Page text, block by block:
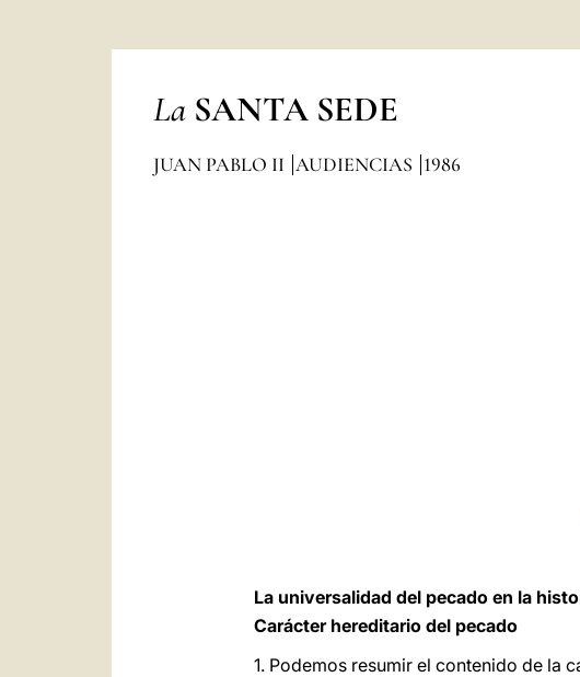
La SANTA SEDE
JUAN PABLO II AUDIENCIAS 1986
La universalidad del pecado en la
Carácter hereditario del pecado
1. Podemos resumir el contenido de la